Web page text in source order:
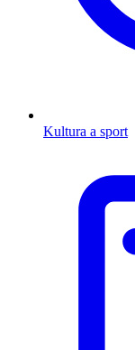
Kultura a sport